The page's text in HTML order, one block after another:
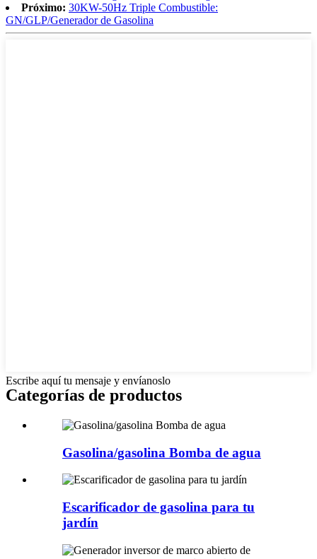
Próximo: 30KW-50Hz Triple Combustible:
GN/GLP/Generador de Gasolina
Escribe aquí tu mensaje y envíanoslo
Categorías de productos
Gasolina/gasolina Bomba de agua
Escarificador de gasolina para tu
jardín